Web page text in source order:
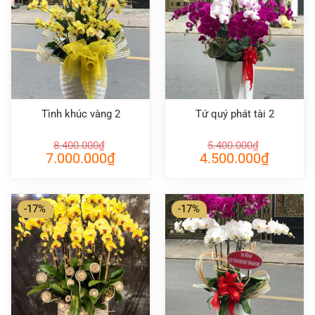
Tình khúc vàng 2
8.400.000₫
Giá
gốc
7.000.000₫Giá
7.000.000₫.
Tứ quý phát tài 2
5.400.000₫
Giá
gốc
4.500.000₫Giá
-17% -17%